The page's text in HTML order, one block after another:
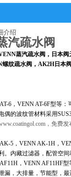
介绍
汽疏水阀
蒸汽疏水阀，日本
纹疏水阀，AK2H日本
AT-6，VENN AT-6F型等
偶的波纹管材料采用
，免费
AK-5，VENN AK-1H，
内藏过滤器，配管空间
AF11H，VENN AF11HF
漏，大排量，节能型，